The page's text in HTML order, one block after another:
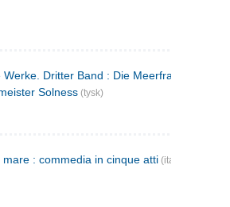
Dritter Band : Die Meerfrau ; Hedda
Solness (tysk)
mare : commedia in cinque atti (italiensk)